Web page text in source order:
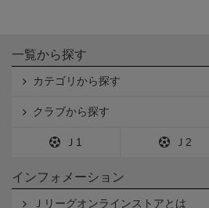
一覧から探す
カテゴリから探す
クラブから探す
Ｊ1 Ｊ2
インフォメーション
Ｊリーグオンラインストアとは